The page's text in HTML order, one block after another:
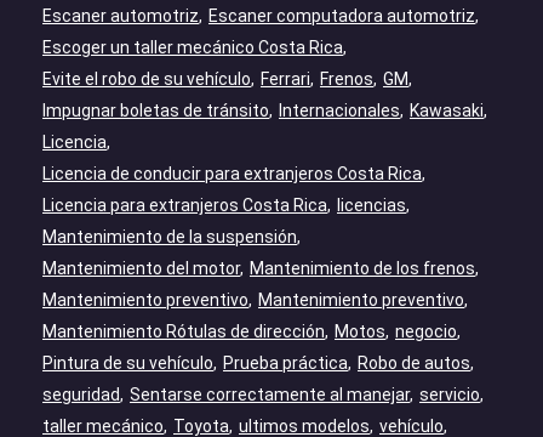
Escaner automotriz
Escaner computadora automotriz
Escoger un taller mecánico Costa Rica
Evite el robo de su vehículo
Ferrari Frenos GM
Impugnar boletas de tránsito
Internacionales
Kawasaki
Licencia
Licencia de conducir para extranjeros Costa Rica
Licencia para extranjeros Costa Rica
licencias
Mantenimiento de la suspensión
Mantenimiento del motor
Mantenimiento de los frenos
Mantenimiento preventivo
Mantenimiento preventivo
Mantenimiento Rótulas de dirección
Motos negocio
Pintura de su vehículo
Prueba práctica
Robo de autos
seguridad
Sentarse correctamente al manejar servicio
taller mecánico
Toyota ultimos modelos vehículo